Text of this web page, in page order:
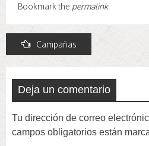
Bookmark the permalink.
Post
navigation
Campañas
Deja un comentario
Tu dirección de correo
campos obligatorios están